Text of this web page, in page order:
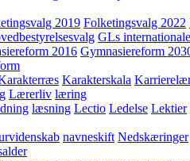
2019 Folketingsvalg 2022
GLs
2016 Gymnasiereform
Karakterskala
Lærerliv læring
læsning Lectio Ledelse Lektier
navneskift Nedskæringer